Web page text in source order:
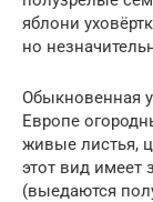
яблони
но
Обыкновенная
Европе
живые листья,
этот вид имеет
(выедаются